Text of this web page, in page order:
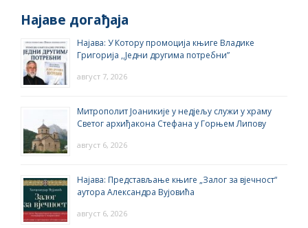
Најаве догађаја
Најава: У Котору промоција књиге Владике
Григорија ,,Једни другима потребни”
август 7, 2026
Митрополит Јоаникије у недјељу служи у храму
Светог архиђакона Стефана у Горњем Липову
август 6, 2026
Најава: Представљање књиге „Залог за вјечност“
аутора Александра Вујовића
август 6, 2026